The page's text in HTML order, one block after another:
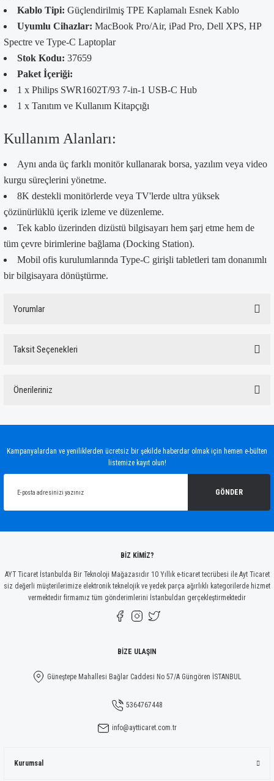
Kablo Tipi: Güçlendirilmiş TPE Kaplamalı Esnek Kablo
Uyumlu Cihazlar: MacBook Pro/Air, iPad Pro, Dell XPS, HP
Spectre ve Type-C Laptoplar
Stok Kodu: 37659
Paket İçeriği:
1 x Philips SWR1602T/93 7-in-1 USB-C Hub
1 x Tanıtım ve Kullanım Kitapçığı
Kullanım Alanları:
Aynı anda üç farklı monitör kullanarak borsa, yazılım veya video
kurgu süreçlerini yönetme.
8K destekli monitörlerde veya TV'lerde ultra yüksek
çözünürlüklü içerik izleme ve düzenleme.
Tek kablo üzerinden dizüstü bilgisayarı hem şarj etme hem de
tüm çevre birimlerine bağlama (Docking Station).
Mobil ofis kurulumlarında Type-C girişli tabletleri tam donanımlı
bir bilgisayara dönüştürme.
Yorumlar
Taksit Seçenekleri
Önerileriniz
Ürün açıklamasında eksik bilgiler bulunuyor.
Gönder
Kampanyalardan ve yeniliklerden ücretsiz bir şekilde haberdar olmak için hemen e-bülten
listemize kayıt olun!
GÖNDER
BİZ KİMİZ?
AYT Ticaret İstanbulda Bir Teknoloji Mağazasıdır 10 Yıllık e-ticaret tecrübesi ile Ayt Ticaret
siz değerli müşterilerimize elektronik teknelojik ve yedek parça ağırlıklı kategorilerde hizmet
vermektedir firmamız tüm gönderimlerini İstanbuldan gerçekleştirmektedir
BİZE ULAŞIN
Güneştepe Mahallesi Bağlar Caddesi No 57/A Güngören İSTANBUL
5364767448
info@aytticaret.com.tr
Kurumsal